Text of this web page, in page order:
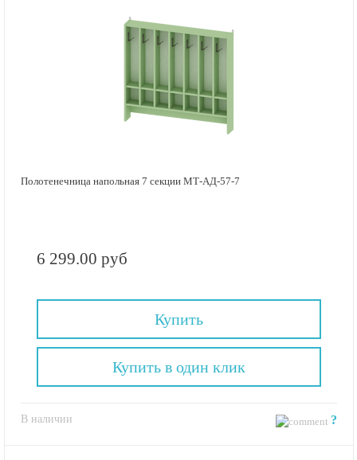
Полотенечница напольная 7 секции МТ-АД-57-7
6 299.00 руб
Купить
В наличии ?
Купить в один клик